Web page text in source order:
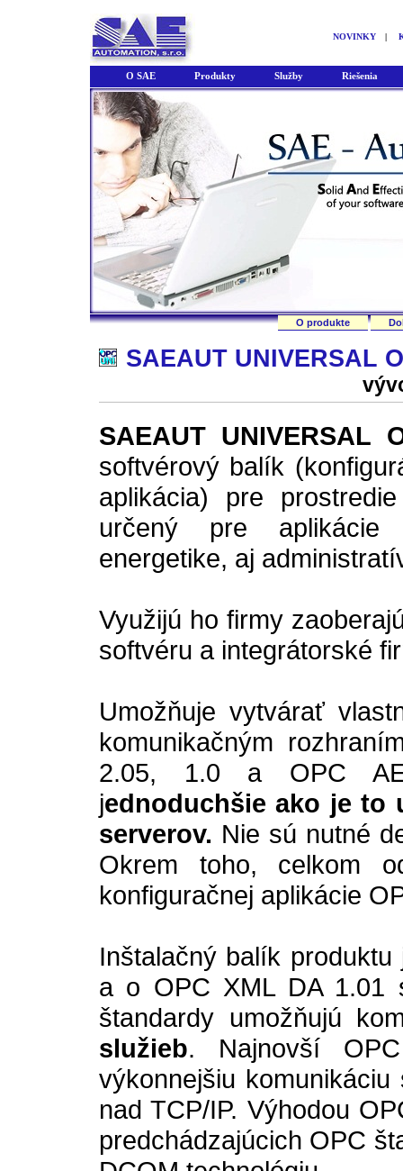
NOVINKY |
O SAE Produkty Služby Riešenia
O produkte
SAEAUT UNIVERSAL
SAEAUT UNIVERSAL
softvérový balík
aplikácia) pre
určený pre aplikácie
energetike, aj
Využijú ho firmy
softvéru a integrátorské
Umožňuje vytvárať
komunikačným
2.05, 1.0 a OPC
jednoduchšie ako je to
serverov. Nie sú nutné
Okrem toho, celkom
konfiguračnej aplikácie
Inštalačný balík
a o OPC XML DA 1.01
štandardy umožňujú
služieb. Najnovší
výkonnejšiu
nad TCP/IP. Výhodou
predchádzajúcich OPC